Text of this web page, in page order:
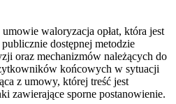
waloryzacja opłat, która jest
dostępnej metodzie
oraz mechanizmów należących do
końcowych w sytuacji
z umowy, której treść jest
zawierające sporne postanowienie.